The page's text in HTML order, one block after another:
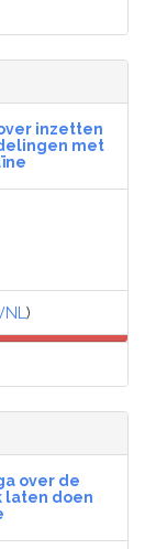
inzetten
met
)
over de
laten doen